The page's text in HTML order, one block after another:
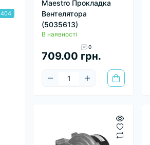
404
Maestro Прокладка
Вентелятора
(5035613)
В наявності
0
709.00 грн.